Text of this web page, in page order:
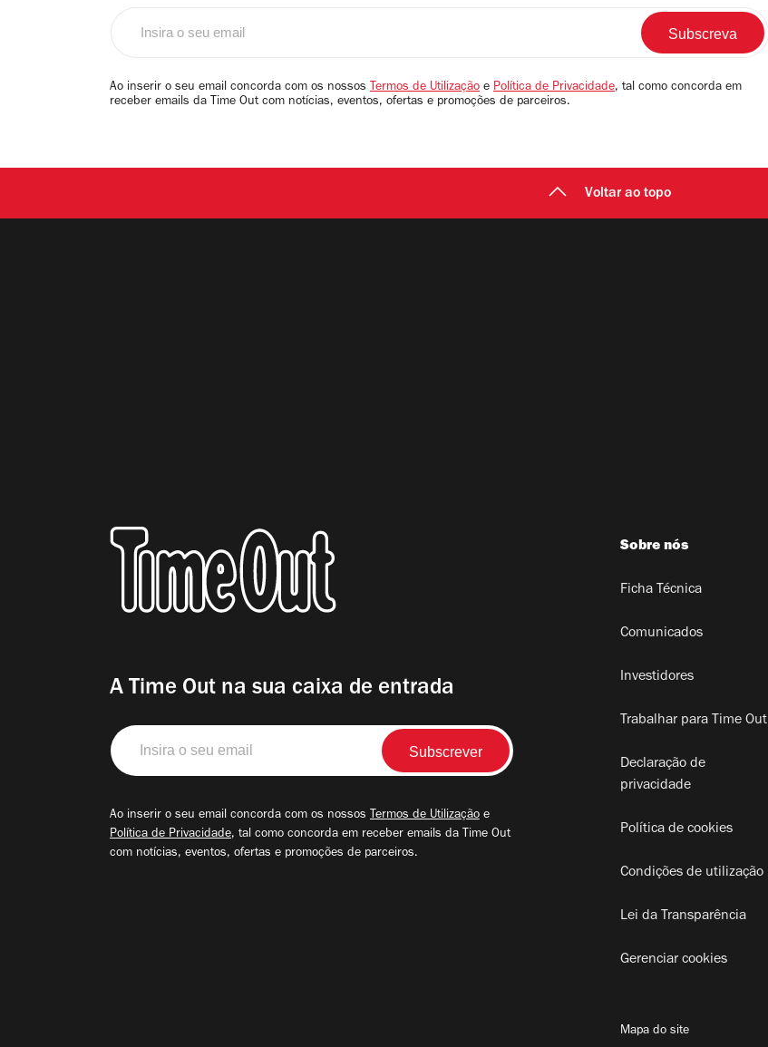
email
Ao inserir o seu email concorda com os nossos Termos de Utilização e Política de Privacidade, tal como concorda em
receber emails da Time Out com notícias, eventos, ofertas e promoções de parceiros.
Voltar ao topo
A Time Out na sua caixa de entrada
Insira
o
seu
Ao inserir o seu email concorda com os nossos Termos de Utilização e
Política de Privacidade, tal como concorda em receber emails da Time Out
com notícias, eventos, ofertas e promoções de parceiros.
Sobre nós
Ficha Técnica
Comunicados
Investidores
Trabalhar para Time Out
Declaração de
privacidade
Política de cookies
Condições de utilização
Lei da Transparência
Gerenciar cookies
Mapa do site